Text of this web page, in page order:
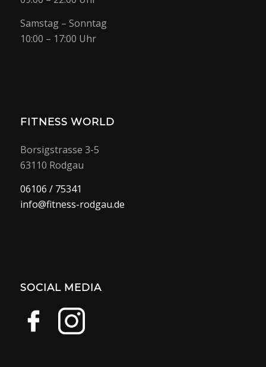
Samstag – Sonntag
10:00 – 17:00 Uhr
FITNESS WORLD
Borsigstrasse 3-5
63110 Rodgau
06106 / 75341
info@fitness-rodgau.de
SOCIAL MEDIA